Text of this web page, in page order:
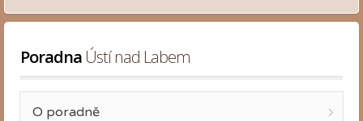
Poradna Ústí nad Labem
O poradně